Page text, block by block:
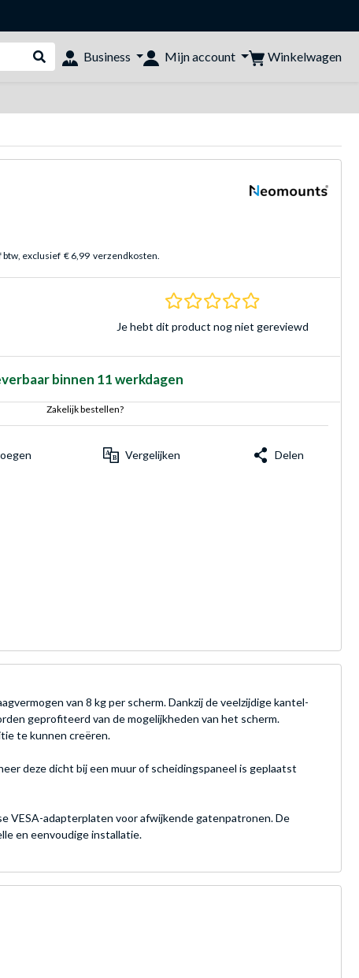
Webshop doorzoeken
Business Mijn account Winkelwagen
btw, exclusief € 6,99 verzendkosten.
0.0 sterren
Je hebt dit product nog niet gereviewd
binnen 11 werkdagen
Zakelijk bestellen?
Vergelijken Delen
van 8 kg per scherm. Dankzij de veelzijdige kantel-
geprofiteerd van de mogelijkheden van het scherm.
te kunnen creëren.
deze dicht bij een muur of scheidingspaneel is geplaatst
VESA-adapterplaten voor afwijkende gatenpatronen. De
en eenvoudige installatie.